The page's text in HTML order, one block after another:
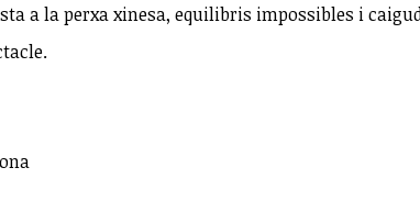
a la perxa xinesa, equilibris impossibles i